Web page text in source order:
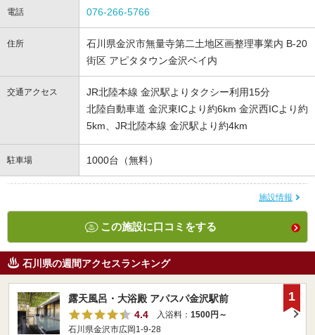
電話 076-266-5766
住所
石川県金沢市無量寺第二土地区画整理事業内 B-20
街区 アピタタウン金沢ベイ内
交通アクセス
JR北陸本線 金沢駅よりタクシー利用15分
北陸自動車道 金沢東ICより約6km 金沢西ICより約
5km、JR北陸本線 金沢駅より約4km
駐車場 1000台（無料）
施設情報
この施設に口コミをする
石川県の週間アクセスランキング
露天風呂・大浴殿 アパスパ金沢駅前
4.4
入浴料： 1500円～
石川県金沢市広岡1-9-28
1